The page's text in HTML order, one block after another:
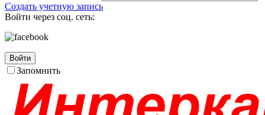
Создать учетную запись
Войти через соц. сеть:
Войти
Запомнить